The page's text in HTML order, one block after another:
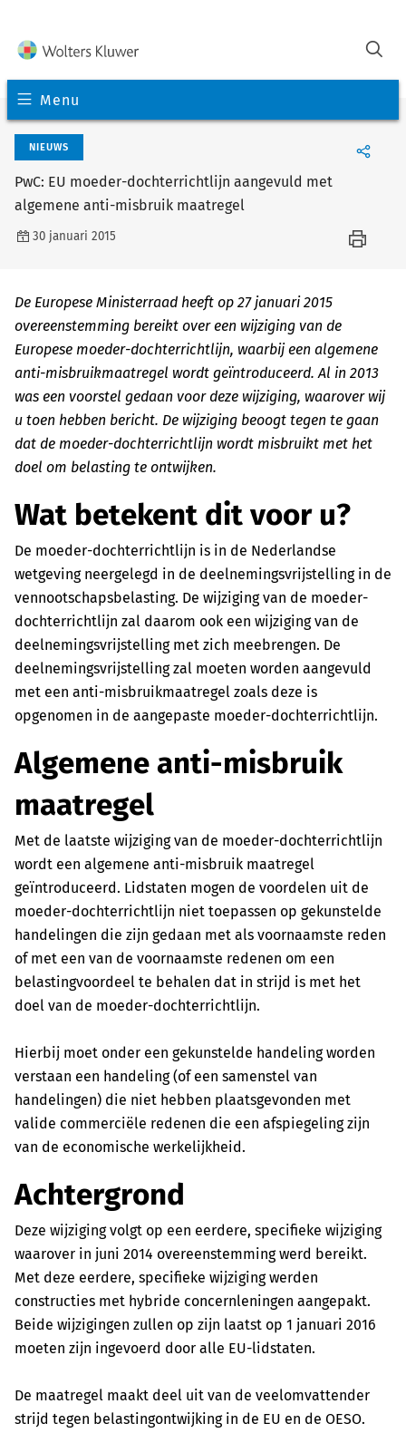
Menu
NIEUWS
PwC: EU moeder-dochterrichtlijn aangevuld met
algemene anti-misbruik maatregel
30 januari 2015
De Europese Ministerraad heeft op 27 januari 2015
overeenstemming bereikt over een wijziging van de
Europese moeder-dochterrichtlijn, waarbij een algemene
anti-misbruikmaatregel wordt geïntroduceerd. Al in 2013
was een voorstel gedaan voor deze wijziging, waarover wij
u toen hebben bericht. De wijziging beoogt tegen te gaan
dat de moeder-dochterrichtlijn wordt misbruikt met het
doel om belasting te ontwijken.
Wat betekent dit voor u?
De moeder-dochterrichtlijn is in de Nederlandse
wetgeving neergelegd in de deelnemingsvrijstelling in de
vennootschapsbelasting. De wijziging van de moeder-
dochterrichtlijn zal daarom ook een wijziging van de
deelnemingsvrijstelling met zich meebrengen. De
deelnemingsvrijstelling zal moeten worden aangevuld
met een anti-misbruikmaatregel zoals deze is
opgenomen in de aangepaste moeder-dochterrichtlijn.
Algemene anti-misbruik
maatregel
Met de laatste wijziging van de moeder-dochterrichtlijn
wordt een algemene anti-misbruik maatregel
geïntroduceerd. Lidstaten mogen de voordelen uit de
moeder-dochterrichtlijn niet toepassen op gekunstelde
handelingen die zijn gedaan met als voornaamste reden
of met een van de voornaamste redenen om een
belastingvoordeel te behalen dat in strijd is met het
doel van de moeder-dochterrichtlijn.
Hierbij moet onder een gekunstelde handeling worden
verstaan een handeling (of een samenstel van
handelingen) die niet hebben plaatsgevonden met
valide commerciële redenen die een afspiegeling zijn
van de economische werkelijkheid.
Achtergrond
Deze wijziging volgt op een eerdere, specifieke wijziging
waarover in juni 2014 overeenstemming werd bereikt.
Met deze eerdere, specifieke wijziging werden
constructies met hybride concernleningen aangepakt.
Beide wijzigingen zullen op zijn laatst op 1 januari 2016
moeten zijn ingevoerd door alle EU-lidstaten.
De maatregel maakt deel uit van de veelomvattender
strijd tegen belastingontwijking in de EU en de OESO.